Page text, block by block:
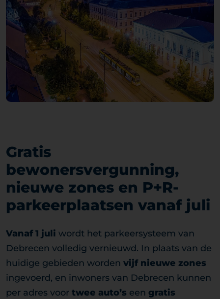
Gratis
bewonersvergunning,
nieuwe zones en P+R-
parkeerplaatsen vanaf juli
Vanaf 1 juli wordt het parkeersysteem van
Debrecen volledig vernieuwd. In plaats van de
huidige gebieden worden vijf nieuwe zones
ingevoerd, en inwoners van Debrecen kunnen
per adres voor twee auto’s een gratis